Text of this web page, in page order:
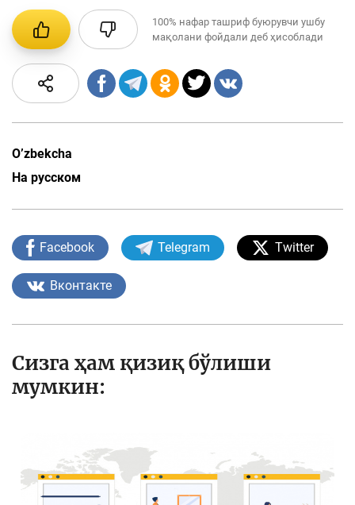
100% нафар ташриф буюрувчи ушбу
мақолани фойдали деб ҳисоблади
O’zbekcha
На русском
Facebook Telegram Twitter
Вконтакте
Сизга ҳам қизиқ бўлиши
мумкин: